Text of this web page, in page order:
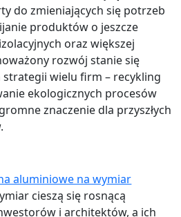
do zmieniających się potrzeb
produktów o jeszcze
oraz większej
rozwój stanie się
wielu firm – recykling
ekologicznych procesów
znaczenie dla przyszłych
aluminiowe na wymiar
cieszą się rosnącą
i architektów, a ich